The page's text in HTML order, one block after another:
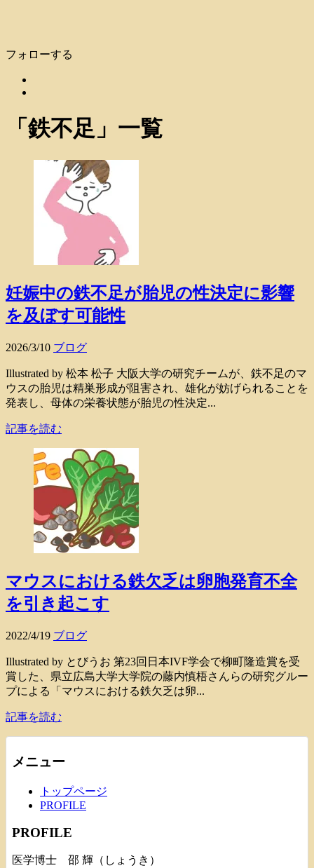
フォローする
「 鉄不足 」 一覧
妊娠中の鉄不足が胎児の性決定に影響
を及ぼす可能性
2026/3/10 ブログ
Illustrated by 松本 松子 大阪大学の研究チームが、鉄不足のマ
ウスの胎児は精巣形成が阻害され、雄化が妨げられることを
発表し、母体の栄養状態が胎児の性決定...
記事を読む
マウスにおける鉄欠乏は卵胞発育不全
を引き起こす
2022/4/19 ブログ
Illustrated by とびうお 第23回日本IVF学会で柳町隆造賞を受
賞した、県立広島大学大学院の藤内慎梧さんらの研究グルー
プによる「マウスにおける鉄欠乏は卵...
記事を読む
メニュー
トップページ
PROFILE
PROFILE
医学博士 邵 輝（しょうき）